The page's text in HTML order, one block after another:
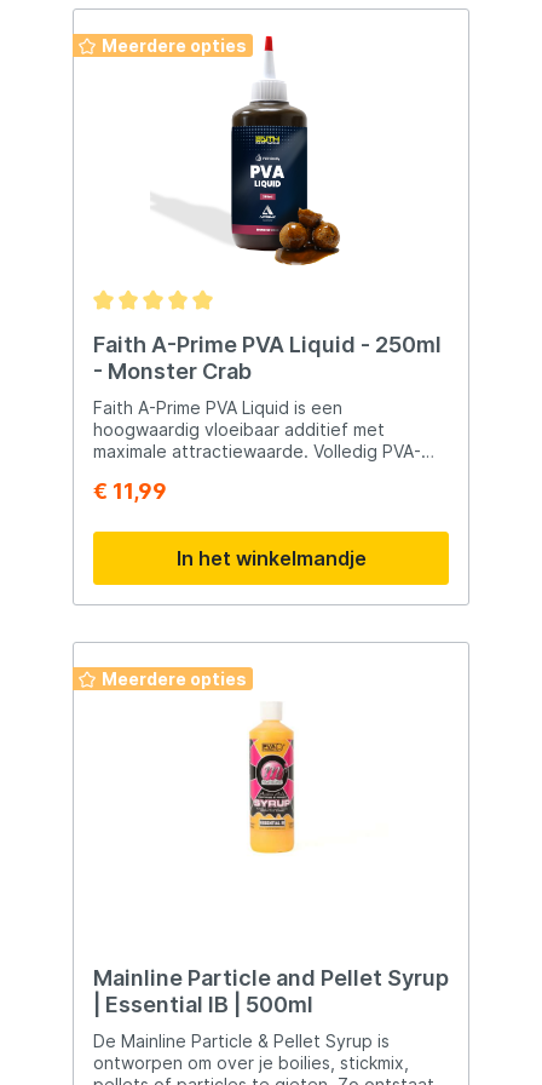
Meerdere opties
Faith A-Prime PVA Liquid - 250ml
- Monster Crab
Faith A-Prime PVA Liquid is een
hoogwaardig vloeibaar additief met
maximale attractiewaarde. Volledig PVA-
grondvoer en method mixes. Perfect voor
– verhoogt direct geur & smaak van je aas.
Met 99% zuivere, watervrije betaïne voor
langdurig effect op het voergedrag. De
hoge dichtheid zorgt voor snelle zinking en
diepte, stroming of kou. 99% pure,
watervrije betaïne Hoge dichtheid, snel
zinkend Volledig PVA-compatibel Versterkt
Beschikbaar in 8 flavours zoals
Strawberry/Scopex, Monster Crab,
Garlic/Black Pepper. Inhoud: 250ml –
hersluitbare, lekvrije verpakking.
€ 11,99
In het winkelmandje
Meerdere opties
Mainline Particle and Pellet Syrup
| Essential IB | 500ml
De Mainline Particle & Pellet Syrup is
ontworpen om over je boilies, stickmix,